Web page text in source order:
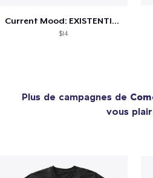
Current Mood: EXISTENTIAL CRISIS
$14
Plus de campagnes de
vous